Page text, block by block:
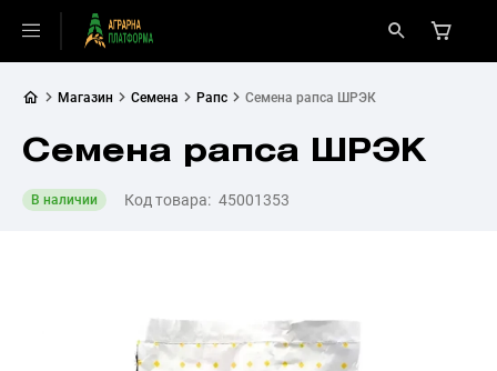
Магазин Семена Рапс Семена рапса ШРЭК
Семена рапса ШРЭК
В наличии Код товара: 45001353